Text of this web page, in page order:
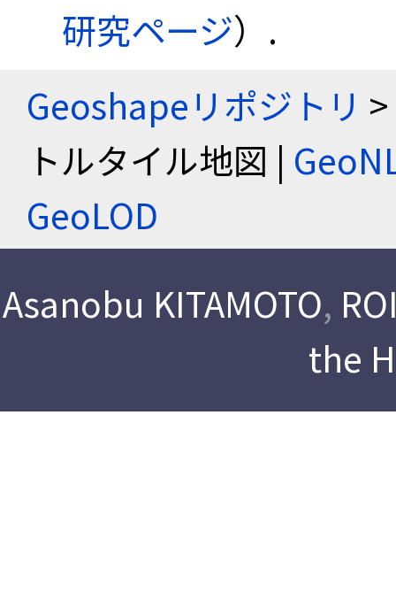
研究ページ）.
Geoshapeリポジトリ
トルタイル地図 |
GeoLOD
Asanobu KITAMOTO,
the